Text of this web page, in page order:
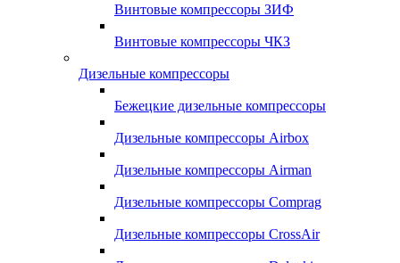
Винтовые компрессоры ЗИФ
Винтовые компрессоры ЧКЗ
Дизельные компрессоры
Бежецкие дизельные компрессоры
Дизельные компрессоры Airbox
Дизельные компрессоры Airman
Дизельные компрессоры Comprag
Дизельные компрессоры CrossAir